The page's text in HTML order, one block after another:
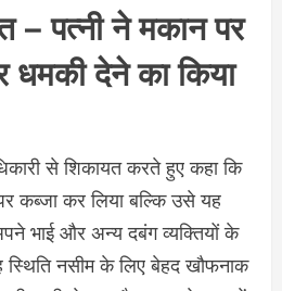
– पत्नी ने मकान पर
देने का किया
से शिकायत करते हुए कहा कि
कब्जा कर लिया बल्कि उसे यह
भाई और अन्य दबंग व्यक्तियों के
स्थिति नसीम के लिए बेहद खौफनाक